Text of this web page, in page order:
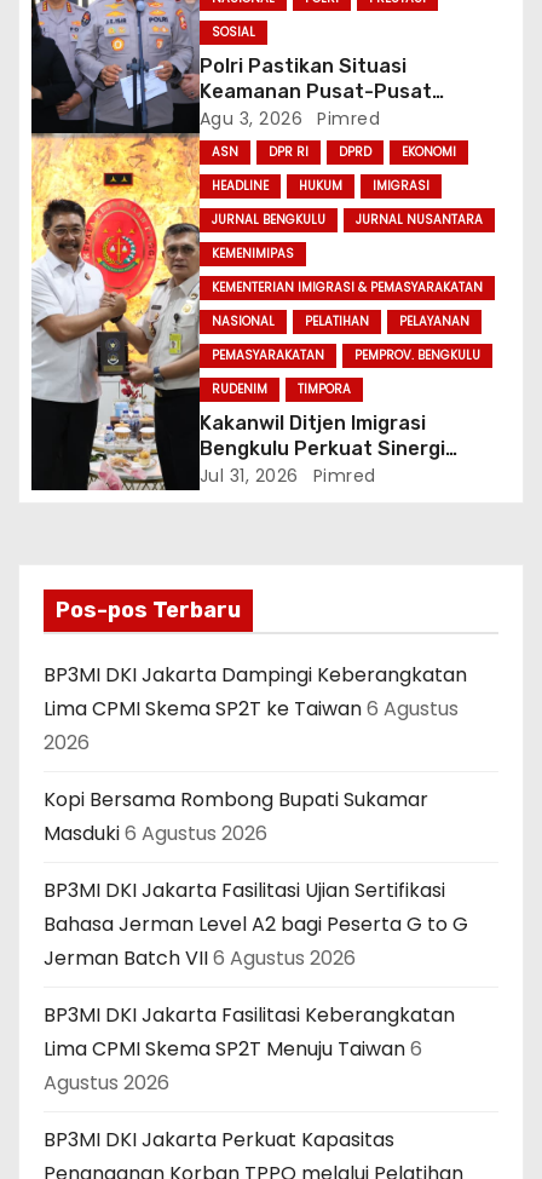
SOSIAL
Polri Pastikan Situasi
Keamanan Pusat-Pusat
Ekonomi Nasional Tetap
Kondusif
Agu 3, 2026 Pimred
ASN DPR RI DPRD
EKONOMI
HEADLINE
HUKUM
IMIGRASI
JURNAL BENGKULU
JURNAL NUSANTARA
KEMENIMIPAS
KEMENTERIAN IMIGRASI & PEMASYARAKATAN
NASIONAL
PELATIHAN
PELAYANAN
PEMASYARAKATAN
PEMPROV. BENGKULU
RUDENIM
TIMPORA
Kakanwil Ditjen Imigrasi
Bengkulu Perkuat Sinergi
Penegakan Hukum Melalui
Jul 31, 2026 Pimred
Pos-pos Terbaru
BP3MI DKI Jakarta Dampingi Keberangkatan
Lima CPMI Skema SP2T ke Taiwan6 Agustus
2026
Kopi Bersama Rombong Bupati Sukamar
Masduki6 Agustus 2026
BP3MI DKI Jakarta Fasilitasi Ujian Sertifikasi
Bahasa Jerman Level A2 bagi Peserta G to G
Jerman Batch VII6 Agustus 2026
BP3MI DKI Jakarta Fasilitasi Keberangkatan
Lima CPMI Skema SP2T Menuju Taiwan6
Agustus 2026
BP3MI DKI Jakarta Perkuat Kapasitas
Penanganan Korban TPPO melalui Pelatihan